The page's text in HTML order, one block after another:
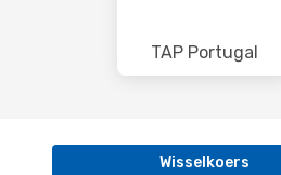
TAP Portugal
Wisselkoers